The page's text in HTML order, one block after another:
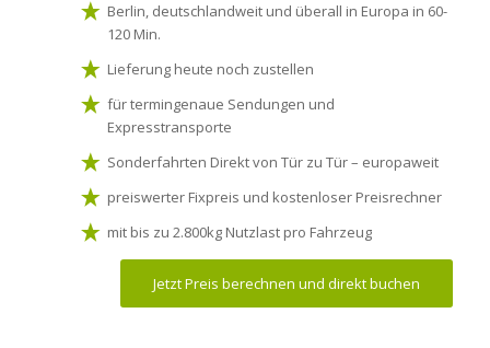
Berlin, deutschlandweit und überall in Europa in 60-
120 Min.
Lieferung heute noch zustellen
für termingenaue Sendungen und
Expresstransporte
Sonderfahrten Direkt von Tür zu Tür – europaweit
preiswerter Fixpreis und kostenloser Preisrechner
mit bis zu 2.800kg Nutzlast pro Fahrzeug
Jetzt Preis berechnen und direkt buchen